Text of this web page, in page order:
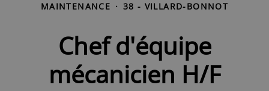
MAINTENANCE · 38 - VILLARD-BONNOT
Chef d'équipe
mécanicien H/F